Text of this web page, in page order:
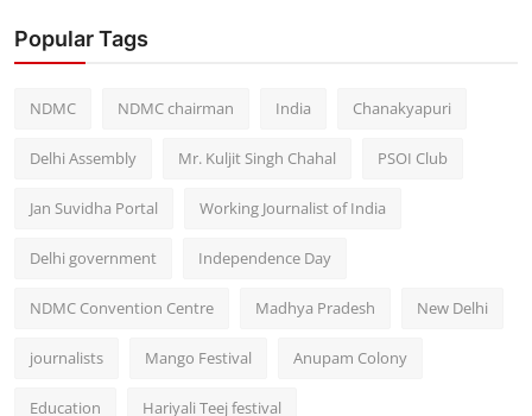
Popular Tags
NDMC NDMC chairman India Chanakyapuri
Delhi Assembly Mr. Kuljit Singh Chahal PSOI Club
Jan Suvidha Portal Working Journalist of India
Delhi government Independence Day
NDMC Convention Centre Madhya Pradesh New Delhi
journalists Mango Festival Anupam Colony
Education Hariyali Teej festival